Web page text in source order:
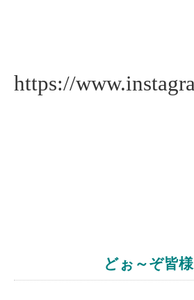
https://
どぉ～ぞ皆